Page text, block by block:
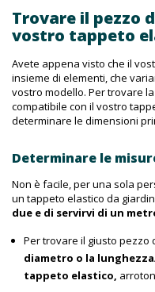
Trovare il pezzo
vostro tappeto
Avete appena visto che il
insieme di elementi, che
vostro modello. Per trovare
compatibile con il vostro
determinare le dimensioni
Determinare le
Non è facile, per una sola
un tappeto elastico da
due e di servirvi di un
Per trovare il giusto pezzo
diametro o la
tappeto elastico,